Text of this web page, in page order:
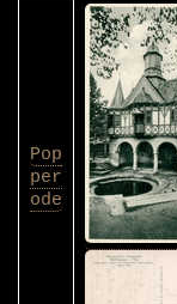
Pop
per
ode